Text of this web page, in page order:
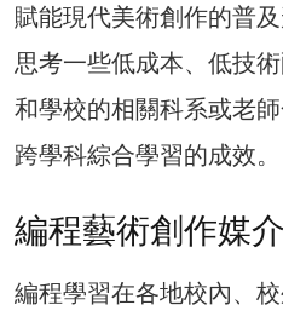
賦能現代美術創作的普
思考一些低成本、低技
和學校的相關科系或老
跨學科綜合學習的成效。
編程藝術創作媒
編程學習在各地校內、